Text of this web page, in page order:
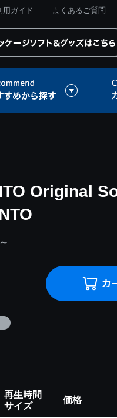
用ガイド よくあるご質問
Original
再生時間
サイズ
価格